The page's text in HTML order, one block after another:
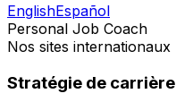
EnglishEspañol
Personal Job Coach
Nos sites internationaux
Stratégie de carrière